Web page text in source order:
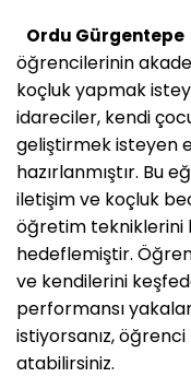
Ordu Gürgentepe
öğrencilerinin
koçluk yapmak
idareciler, kendi
geliştirmek isteyen
hazırlanmıştır. Bu
iletişim ve koçluk
öğretim tekniklerini
hedeflemiştir.
ve kendilerini
performansı
istiyorsanız, öğrenci
atabilirsiniz.